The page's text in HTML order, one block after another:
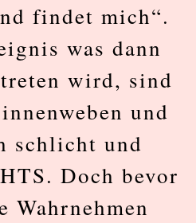
findet mich“.
was dann
wird, sind
und
schlicht und
Doch bevor
Wahrnehmen